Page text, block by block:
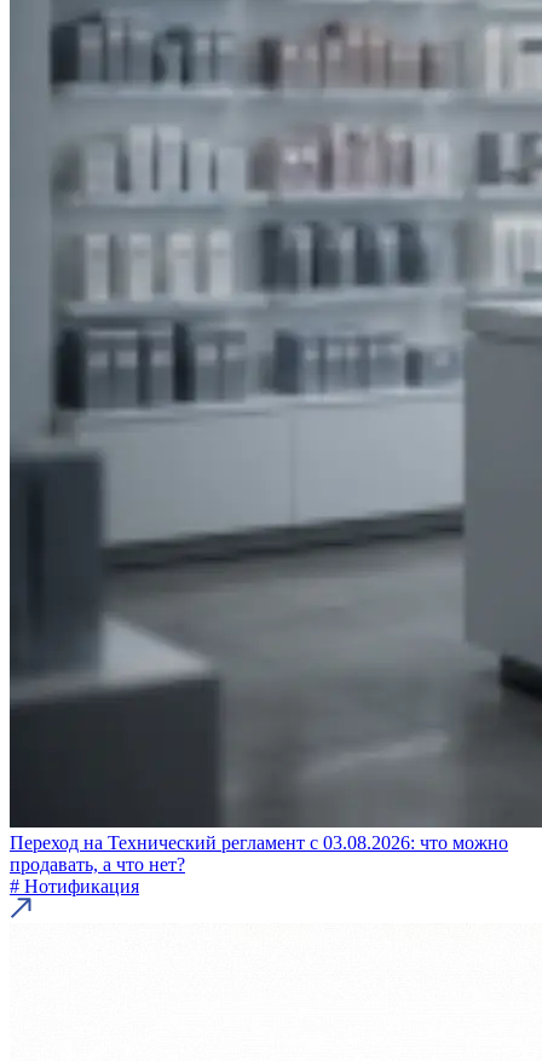
Переход на Технический регламент с 03.08.2026: что можно
продавать, а что нет?
# Нотификация